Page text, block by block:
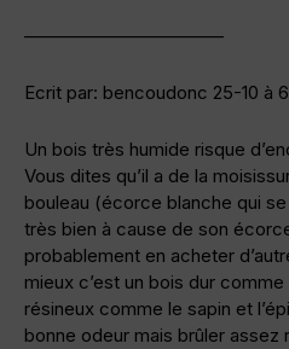
———————————
Ecrit par: bencoudonc 25-10 à
Un bois très humide risque
Vous dites qu’il a de la
bouleau (écorce blanche qui
très bien à cause de son
probablement en acheter
mieux c’est un bois dur comme
résineux comme le sapin et
bonne odeur mais brûler assez